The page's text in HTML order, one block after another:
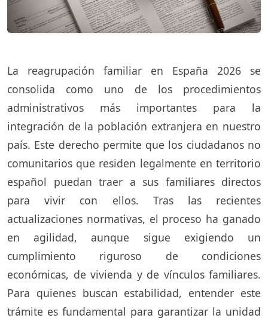
La reagrupación familiar en España 2026 se
consolida como uno de los procedimientos
administrativos más importantes para la
integración de la población extranjera en nuestro
país. Este derecho permite que los ciudadanos no
comunitarios que residen legalmente en territorio
español puedan traer a sus familiares directos
para vivir con ellos. Tras las recientes
actualizaciones normativas, el proceso ha ganado
en agilidad, aunque sigue exigiendo un
cumplimiento riguroso de condiciones
económicas, de vivienda y de vínculos familiares.
Para quienes buscan estabilidad, entender este
trámite es fundamental para garantizar la unidad